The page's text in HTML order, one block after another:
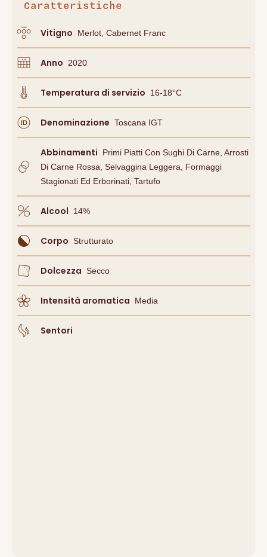
Caratteristiche
Vitigno Merlot, Cabernet Franc
Anno 2020
Temperatura di servizio 16-18°C
Denominazione Toscana IGT
Abbinamenti
Primi Piatti Con Sughi Di Carne, Arrosti
Di Carne Rossa, Selvaggina Leggera, Formaggi
Stagionati Ed Erborinati, Tartufo
Alcool 14%
Corpo Strutturato
Dolcezza Secco
Intensità aromatica Media
Sentori